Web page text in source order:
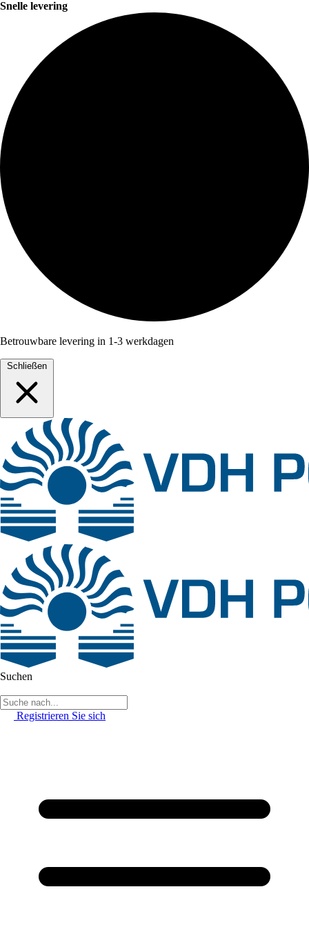
Snelle levering
Betrouwbare levering in 1-3 werkdagen
Schließen
Suchen
Registrieren Sie sich